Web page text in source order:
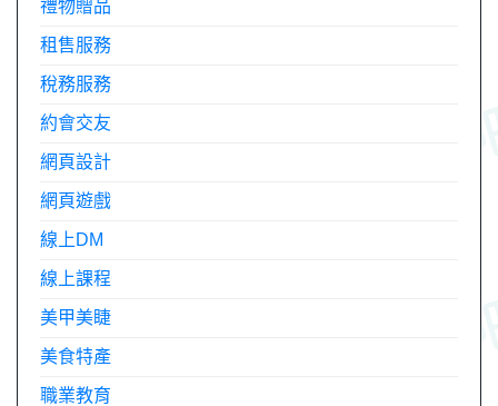
禮物贈品
租售服務
稅務服務
約會交友
網頁設計
網頁遊戲
線上DM
線上課程
美甲美睫
美食特產
職業教育